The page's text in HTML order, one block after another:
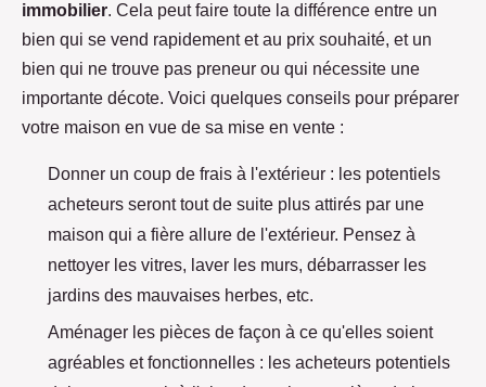
immobilier. Cela peut faire toute la différence entre un
bien qui se vend rapidement et au prix souhaité, et un
bien qui ne trouve pas preneur ou qui nécessite une
importante décote. Voici quelques conseils pour préparer
votre maison en vue de sa mise en vente :
Donner un coup de frais à l'extérieur : les potentiels
acheteurs seront tout de suite plus attirés par une
maison qui a fière allure de l'extérieur. Pensez à
nettoyer les vitres, laver les murs, débarrasser les
jardins des mauvaises herbes, etc.
Aménager les pièces de façon à ce qu'elles soient
agréables et fonctionnelles : les acheteurs potentiels